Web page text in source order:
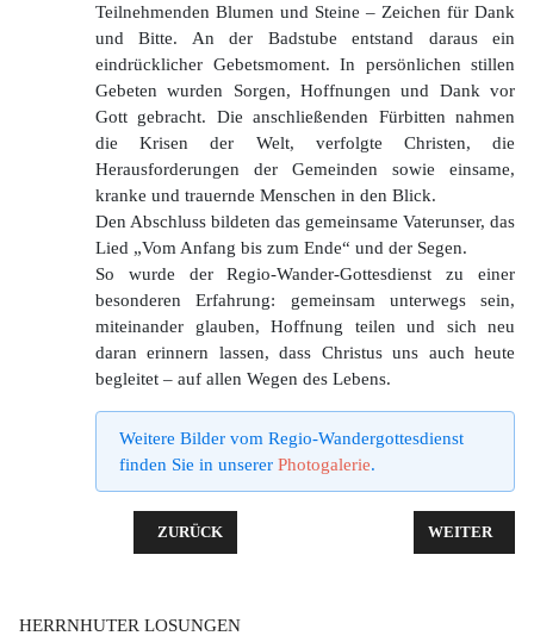
Teilnehmenden Blumen und Steine – Zeichen für Dank
und Bitte. An der Badstube entstand daraus ein
eindrücklicher Gebetsmoment. In persönlichen stillen
Gebeten wurden Sorgen, Hoffnungen und Dank vor
Gott gebracht. Die anschließenden Fürbitten nahmen
die Krisen der Welt, verfolgte Christen, die
Herausforderungen der Gemeinden sowie einsame,
kranke und trauernde Menschen in den Blick.
Den Abschluss bildeten das gemeinsame Vaterunser, das
Lied „Vom Anfang bis zum Ende“ und der Segen.
So wurde der Regio-Wander-Gottesdienst zu einer
besonderen Erfahrung: gemeinsam unterwegs sein,
miteinander glauben, Hoffnung teilen und sich neu
daran erinnern lassen, dass Christus uns auch heute
begleitet – auf allen Wegen des Lebens.
Weitere Bilder vom Regio-Wandergottesdienst
finden Sie in unserer Photogalerie.
VORHERIGER BEITRAG: ÖKUMENISCHER
ZURÜCK NÄCHSTER
WEITER
HERRNHUTER LOSUNGEN